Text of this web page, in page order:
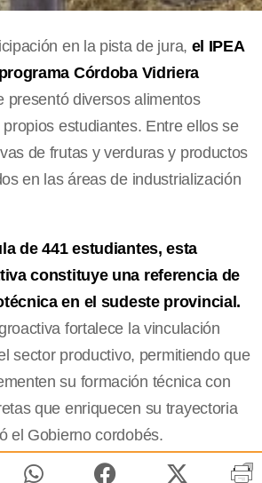
en la pista de jura, el IPEA
Córdoba Vidriera
presentó diversos alimentos
estudiantes. Entre ellos se
de frutas y verduras y productos
en las áreas de industrialización
de 441 estudiantes, esta
constituye una referencia de
en el sudeste provincial.
fortalece la vinculación
sector productivo, permitiendo que
su formación técnica con
que enriquecen su trayectoria
el Gobierno cordobés.